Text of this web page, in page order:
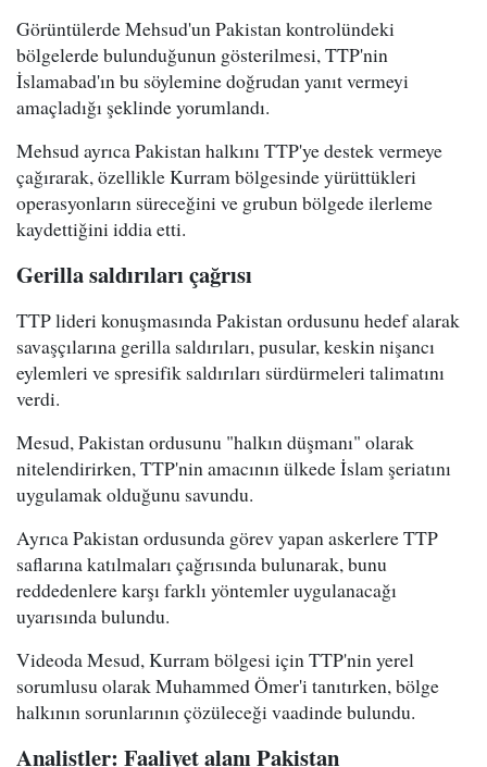
Görüntülerde Mehsud'un Pakistan kontrolündeki
bölgelerde bulunduğunun gösterilmesi, TTP'nin
İslamabad'ın bu söylemine doğrudan yanıt vermeyi
amaçladığı şeklinde yorumlandı.
Mehsud ayrıca Pakistan halkını TTP'ye destek vermeye
çağırarak, özellikle Kurram bölgesinde yürüttükleri
operasyonların süreceğini ve grubun bölgede ilerleme
kaydettiğini iddia etti.
Gerilla saldırıları çağrısı
TTP lideri konuşmasında Pakistan ordusunu hedef alarak
savaşçılarına gerilla saldırıları, pusular, keskin nişancı
eylemleri ve spresifik saldırıları sürdürmeleri talimatını
verdi.
Mesud, Pakistan ordusunu "halkın düşmanı" olarak
nitelendirirken, TTP'nin amacının ülkede İslam şeriatını
uygulamak olduğunu savundu.
Ayrıca Pakistan ordusunda görev yapan askerlere TTP
saflarına katılmaları çağrısında bulunarak, bunu
reddedenlere karşı farklı yöntemler uygulanacağı
uyarısında bulundu.
Videoda Mesud, Kurram bölgesi için TTP'nin yerel
sorumlusu olarak Muhammed Ömer'i tanıtırken, bölge
halkının sorunlarının çözüleceği vaadinde bulundu.
Analistler: Faaliyet alanı Pakistan